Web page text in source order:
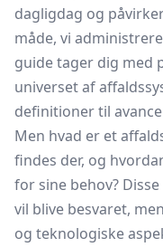
dagligdag og
måde, vi
guide tager dig med
universet af
definitioner til
Men hvad er et
findes der, og
for sine behov?
vil blive besvaret,
og teknologiske